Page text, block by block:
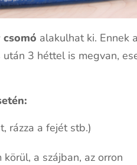
alakulhat ki. Ennek
3 héttel is megvan,
rázza a fejét stb.)
a szájban, az orron